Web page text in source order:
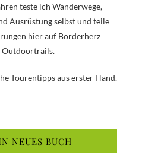
teste ich Wanderwege,
Ausrüstung selbst und teile
hier auf Borderherz
Outdoortrails.
Tourentipps aus erster Hand.
NEUES BUCH